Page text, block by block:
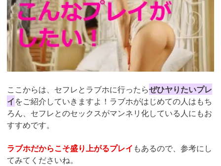
ここからは、セフレとラブホに行ったらぜひヤりたいプレ
イをご紹介していきますよ！ラブホがはじめての人はもち
ろん、セフレとのセックスがマンネリ化している人にもお
すすめです。
ラブホだからこそ盛り上がるプレイ もあるので、参考にし
てみてくださいね。